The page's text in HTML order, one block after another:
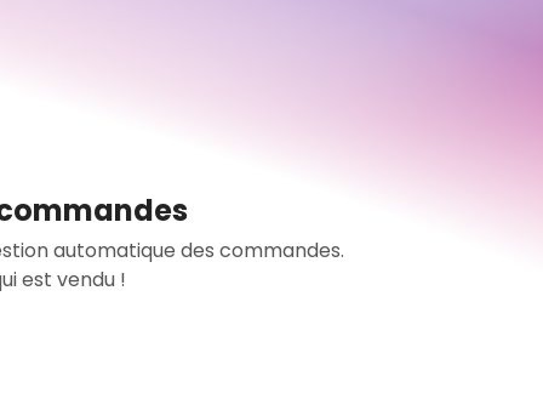
automatique des commandes.